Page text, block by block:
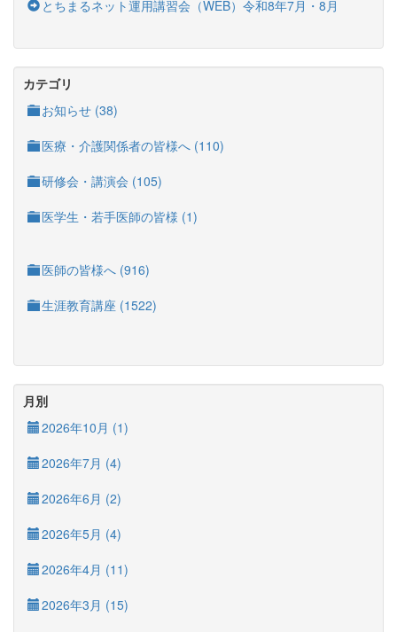
とちまるネット運用講習会（WEB）令和8年7月・8月
カテゴリ
お知らせ (38)
医療・介護関係者の皆様へ (110)
研修会・講演会 (105)
医学生・若手医師の皆様 (1)
医師の皆様へ (916)
生涯教育講座 (1522)
月別
2026年10月 (1)
2026年7月 (4)
2026年6月 (2)
2026年5月 (4)
2026年4月 (11)
2026年3月 (15)